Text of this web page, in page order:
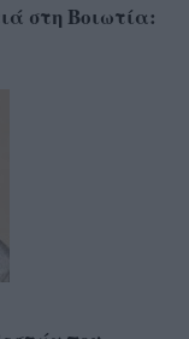
στη Βοιωτία: